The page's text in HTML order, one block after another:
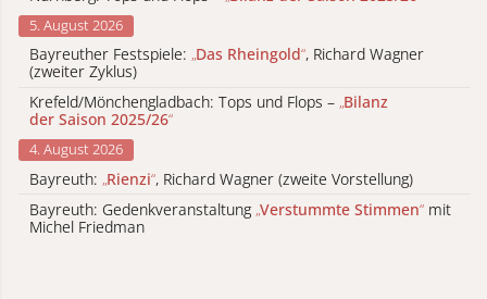
5. August 2026
Bayreuther Festspiele: „Das Rheingold“, Richard Wagner
(zweiter Zyklus)
Krefeld/Mönchengladbach: Tops und Flops – „Bilanz
der Saison 2025/26“
4. August 2026
Bayreuth: „Rienzi“, Richard Wagner (zweite Vorstellung)
Bayreuth: Gedenkveranstaltung „Verstummte Stimmen“ mit
Michel Friedman